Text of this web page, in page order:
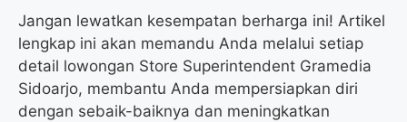
Jangan lewatkan kesempatan berharga ini! Artikel
lengkap ini akan memandu Anda melalui setiap
detail lowongan Store Superintendent Gramedia
Sidoarjo, membantu Anda mempersiapkan diri
dengan sebaik-baiknya dan meningkatkan